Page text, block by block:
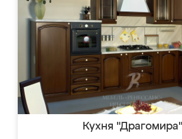
Кухня "Драгомира"